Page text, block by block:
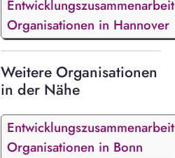
Entwicklungszusammenarbeit
Organisationen in Hannover
Weitere Organisationen
in der Nähe
Entwicklungszusammenarbeit
Organisationen in Bonn